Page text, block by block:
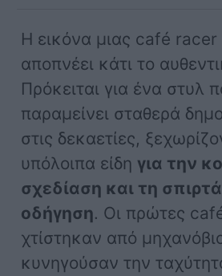
Η εικόνα μιας café
αποπνέει κάτι το
Πρόκειται για ένα στυλ
παραμείνει σταθερά
στις δεκαετίες,
υπόλοιπα είδη για την
σχεδίαση και τη
οδήγηση. Οι πρώτες
χτίστηκαν από
κυνηγούσαν την